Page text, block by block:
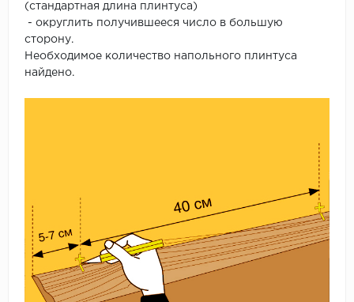
(стандартная длина плинтуса)
- округлить получившееся число в большую
сторону.
Необходимое количество напольного плинтуса
найдено.